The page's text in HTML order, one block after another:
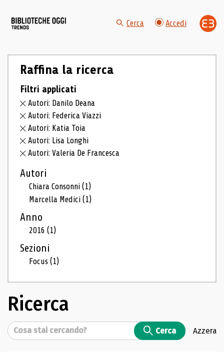
Cerca Accedi
Raffina la ricerca
Filtri applicati
Autori: Danilo Deana
Autori: Federica Viazzi
Autori: Katia Toia
Autori: Lisa Longhi
Autori: Valeria De Francesca
Autori
Chiara Consonni(1)
Marcella Medici(1)
Anno
2016(1)
Sezioni
Focus(1)
Ricerca
Cerca Cerca Azzera